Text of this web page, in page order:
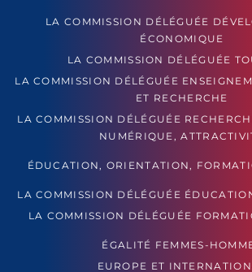
LA COMMISSION DÉLÉGUÉE
ÉCONOMIQUE
LA COMMISSION DÉLÉGUÉE
LA COMMISSION DÉLÉGUÉE
ET RECHERCHE
LA COMMISSION DÉLÉGUÉE
NUMÉRIQUE,
ÉDUCATION, ORIENTATION,
LA COMMISSION DÉLÉGUÉE
LA COMMISSION DÉLÉGUÉE
ÉGALITÉ FEMMES-
EUROPE ET